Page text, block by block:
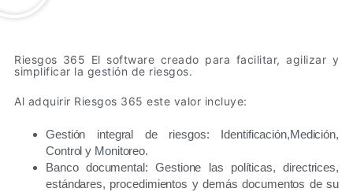
Riesgos 365 El software creado para facilitar, agilizar y
simplificar la gestión de riesgos.
Al adquirir Riesgos 365 este valor incluye:
Gestión integral de riesgos: Identificación,Medición,
Control y Monitoreo.
Banco documental: Gestione las políticas, directrices,
estándares, procedimientos y demás documentos de su